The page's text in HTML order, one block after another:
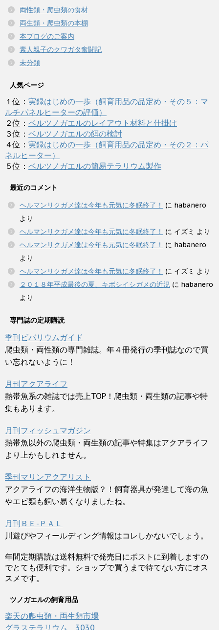
両性類・爬虫類の食材
両生類・爬虫類の本棚
本ブログのご案内
素人親子のクワガタ奮闘記
未分類
人気ページ
１位： 実録はじめの一歩（飼育用品の品定め・その５：マ
ルチパネルヒーターの評価）
２位： ベルツノガエルのレイアウト材料と仕掛け
３位： ベルツノガエルの餌の検討
４位： 実録はじめの一歩（飼育用品の品定め・その２：パ
ネルヒーター）
５位： ベルツノガエルの簡易テラリウム製作
最近のコメント
ヘルマンリクガメ達は今年も元気に冬眠終了！
に habanero
より
ヘルマンリクガメ達は今年も元気に冬眠終了！
に イズミ より
ヘルマンリクガメ達は今年も元気に冬眠終了！
に habanero
より
ヘルマンリクガメ達は今年も元気に冬眠終了！
に イズミ より
２０１８年平成最後の夏、キボシイシガメの近況 に habanero
より
専門誌の定期購読
季刊ビバリウムガイド
爬虫類・両性類の専門雑誌。年４冊発行の季刊誌なので買
い忘れないように！
月刊アクアライフ
熱帯魚系の雑誌では売上TOP！爬虫類・両生類の記事や特
集もあります。
月刊フィッシュマガジン
熱帯魚以外の爬虫類・両生類の記事や特集はアクアライフ
より上かもしれません。
季刊マリンアクアリスト
アクアライフの海洋生物版？！飼育器具が発達して海の魚
やエビ類も飼い易くなりましたね。
月刊ＢＥ-ＰＡＬ
川遊びやフィールディング情報はコレしかないでしょう。
年間定期購読は送料無料で発売日にポストに到着しますの
でとても便利です。ショップで買うまで待てない方にオス
スメです。
ツノガエルの飼育用品
楽天の爬虫類・両生類市場
グラステラリウム 3030